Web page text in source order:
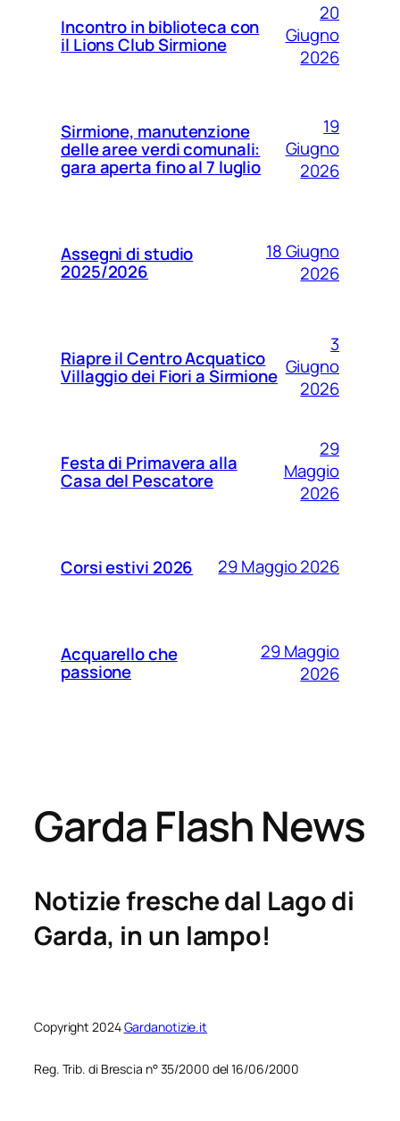
Incontro in biblioteca con
il Lions Club Sirmione
20
Giugno
2026
Sirmione, manutenzione
delle aree verdi comunali:
gara aperta fino al 7 luglio
19
Giugno
2026
Assegni di studio
2025/2026
18 Giugno
2026
Riapre il Centro Acquatico
Villaggio dei Fiori a Sirmione
3
Giugno
2026
Festa di Primavera alla
Casa del Pescatore
29
Maggio
2026
Corsi estivi 2026 29 Maggio 2026
Acquarello che
passione
29 Maggio
2026
Garda Flash News
Notizie fresche dal Lago di
Garda, in un lampo!
Copyright 2024Gardanotizie.it
Reg. Trib. di Brescia n° 35/2000 del 16/06/2000